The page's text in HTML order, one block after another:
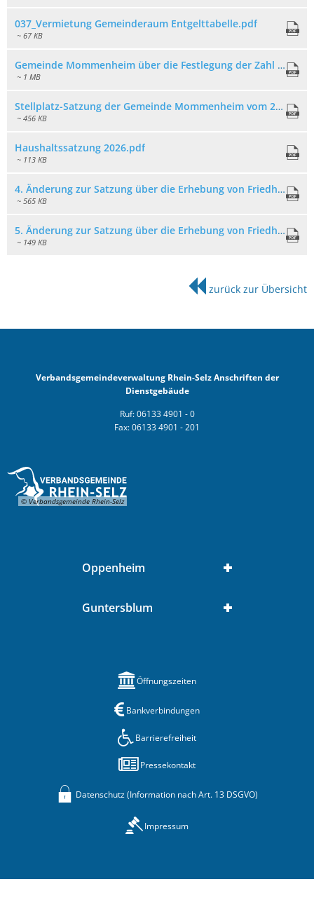
037_Vermietung Gemeinderaum Entgelttabelle.pdf
~ 67 KB
Gemeinde Mommenheim über die Festlegung der Zahl der notwendigen Stellplätze vom 21.05.pdf
~ 1 MB
Stellplatz-Satzung der Gemeinde Mommenheim vom 21.05.2025.pdf
~ 456 KB
Haushaltssatzung 2026.pdf
~ 113 KB
4. Änderung zur Satzung über die Erhebung von Friedhofsgebühren der Ortsgemeinde Mommenheim vom 08.05.2017.pdf
~ 565 KB
5. Änderung zur Satzung über die Erhebung von Friedhofsgebühren der Ortsgemeinde Mommenheim.pdf
~ 149 KB
zurück zur Übersicht
Verbandsgemeindeverwaltung Rhein-Selz Anschriften der
Dienstgebäude
Ruf: 06133 4901 - 0
Fax: 06133 4901 - 201
© Verbandsgemeinde Rhein-Selz
Oppenheim
Guntersblum
Öffnungszeiten
Bankverbindungen
Barrierefreiheit
Pressekontakt
Datenschutz (Information nach Art. 13 DSGVO)
Impressum